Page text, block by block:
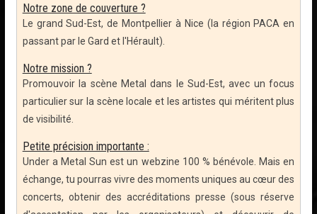
Notre zone de couverture ?
Le grand Sud-Est, de Montpellier à Nice (la région PACA en
passant par le Gard et l'Hérault).
Notre mission ?
Promouvoir la scène Metal dans le Sud-Est, avec un focus
particulier sur la scène locale et les artistes qui méritent plus
de visibilité.
Petite précision importante :
Under a Metal Sun est un webzine 100 % bénévole. Mais en
échange, tu pourras vivre des moments uniques au cœur des
concerts, obtenir des accréditations presse (sous réserve